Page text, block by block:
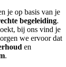
je op basis van je
begeleiding.
bij ons vind je
we ervoor dat
en
.